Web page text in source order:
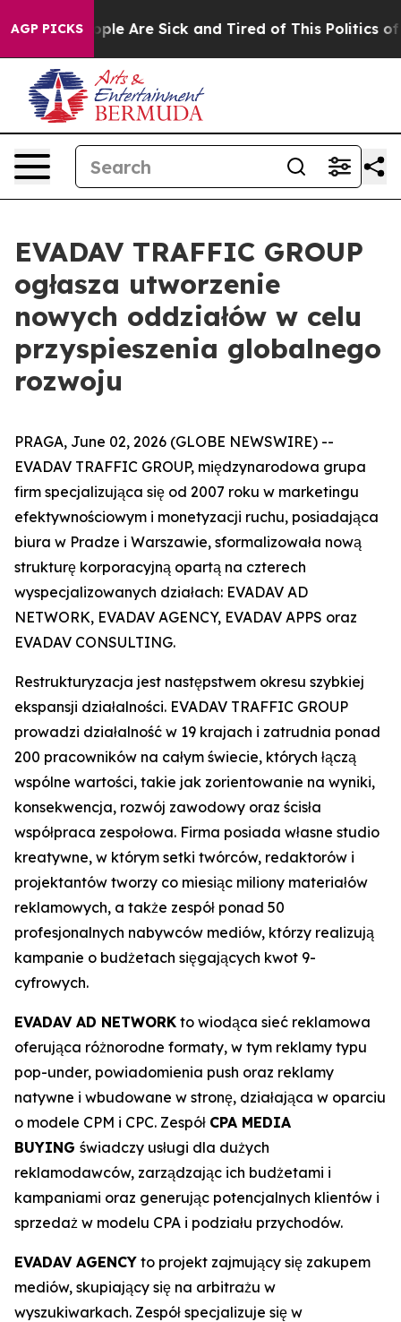
AGP PICKS
“People Are Sick and Tired of This Politics of
EVADAV TRAFFIC GROUP
ogłasza utworzenie
nowych oddziałów w celu
przyspieszenia globalnego
rozwoju
PRAGA, June 02, 2026 (GLOBE NEWSWIRE) --
EVADAV TRAFFIC GROUP, międzynarodowa grupa
firm specjalizująca się od 2007 roku w marketingu
efektywnościowym i monetyzacji ruchu, posiadająca
biura w Pradze i Warszawie, sformalizowała nową
strukturę korporacyjną opartą na czterech
wyspecjalizowanych działach: EVADAV AD
NETWORK, EVADAV AGENCY, EVADAV APPS oraz
EVADAV CONSULTING.
Restrukturyzacja jest następstwem okresu szybkiej
ekspansji działalności. EVADAV TRAFFIC GROUP
prowadzi działalność w 19 krajach i zatrudnia ponad
200 pracowników na całym świecie, których łączą
wspólne wartości, takie jak zorientowanie na wyniki,
konsekwencja, rozwój zawodowy oraz ścisła
współpraca zespołowa. Firma posiada własne studio
kreatywne, w którym setki twórców, redaktorów i
projektantów tworzy co miesiąc miliony materiałów
reklamowych, a także zespół ponad 50
profesjonalnych nabywców mediów, którzy realizują
kampanie o budżetach sięgających kwot 9-
cyfrowych.
EVADAV AD NETWORK to wiodąca sieć reklamowa
oferująca różnorodne formaty, w tym reklamy typu
pop-under, powiadomienia push oraz reklamy
natywne i wbudowane w stronę, działająca w oparciu
o modele CPM i CPC. Zespół CPA MEDIA
BUYING świadczy usługi dla dużych
reklamodawców, zarządzając ich budżetami i
kampaniami oraz generując potencjalnych klientów i
sprzedaż w modelu CPA i podziału przychodów.
EVADAV AGENCY to projekt zajmujący się zakupem
mediów, skupiający się na arbitrażu w
wyszukiwarkach. Zespół specjalizuje się w